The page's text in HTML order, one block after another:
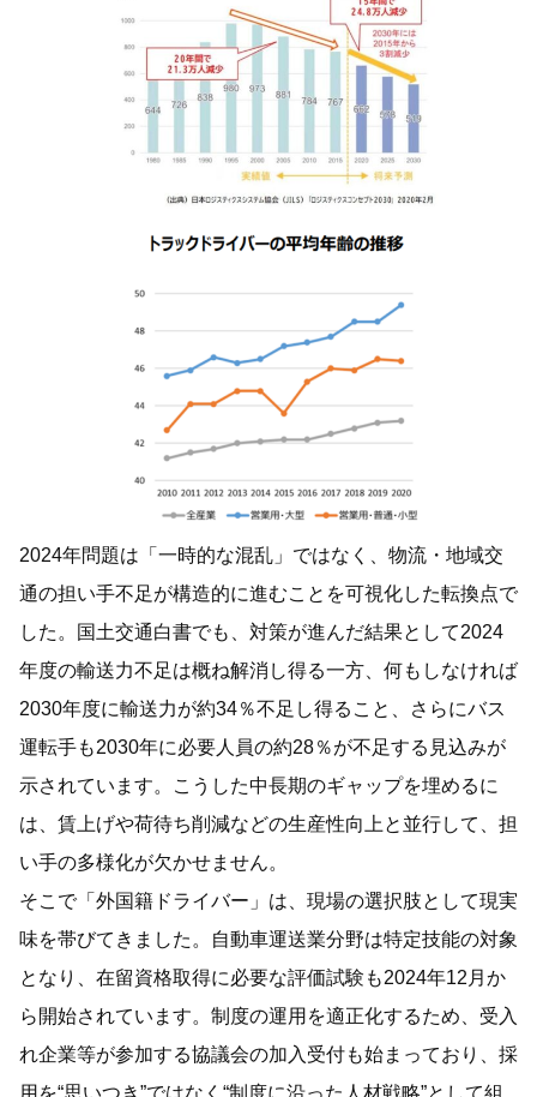
2024年問題は「一時的な混乱」ではなく、物流・地域交
通の担い手不足が構造的に進むことを可視化した転換点で
した。国土交通白書でも、対策が進んだ結果として2024
年度の輸送力不足は概ね解消し得る一方、何もしなければ
2030年度に輸送力が約34％不足し得ること、さらにバス
運転手も2030年に必要人員の約28％が不足する見込みが
示されています。こうした中長期のギャップを埋めるに
は、賃上げや荷待ち削減などの生産性向上と並行して、担
い手の多様化が欠かせません。
そこで「外国籍ドライバー」は、現場の選択肢として現実
味を帯びてきました。自動車運送業分野は特定技能の対象
となり、在留資格取得に必要な評価試験も2024年12月か
ら開始されています。制度の運用を適正化するため、受入
れ企業等が参加する協議会の加入受付も始まっており、採
用を“思いつき”ではなく“制度に沿った人材戦略”として組